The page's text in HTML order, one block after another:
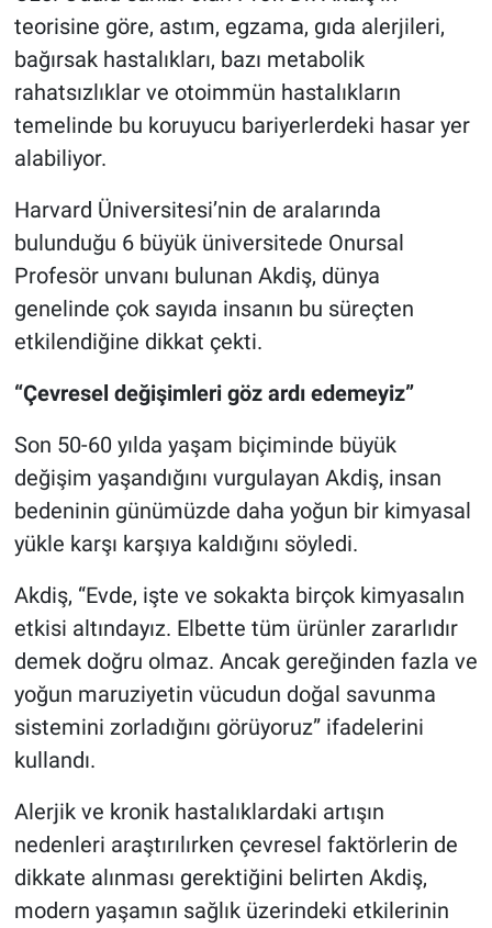
teorisine göre, astım, egzama, gıda alerjileri,
bağırsak hastalıkları, bazı metabolik
rahatsızlıklar ve otoimmün hastalıkların
temelinde bu koruyucu bariyerlerdeki hasar yer
alabiliyor.
Harvard Üniversitesi’nin de aralarında
bulunduğu 6 büyük üniversitede Onursal
Profesör unvanı bulunan Akdiş, dünya
genelinde çok sayıda insanın bu süreçten
etkilendiğine dikkat çekti.
“Çevresel değişimleri göz ardı edemeyiz”
Son 50-60 yılda yaşam biçiminde büyük
değişim yaşandığını vurgulayan Akdiş, insan
bedeninin günümüzde daha yoğun bir kimyasal
yükle karşı karşıya kaldığını söyledi.
Akdiş, “Evde, işte ve sokakta birçok kimyasalın
etkisi altındayız. Elbette tüm ürünler zararlıdır
demek doğru olmaz. Ancak gereğinden fazla ve
yoğun maruziyetin vücudun doğal savunma
sistemini zorladığını görüyoruz” ifadelerini
kullandı.
Alerjik ve kronik hastalıklardaki artışın
nedenleri araştırılırken çevresel faktörlerin de
dikkate alınması gerektiğini belirten Akdiş,
modern yaşamın sağlık üzerindeki etkilerinin